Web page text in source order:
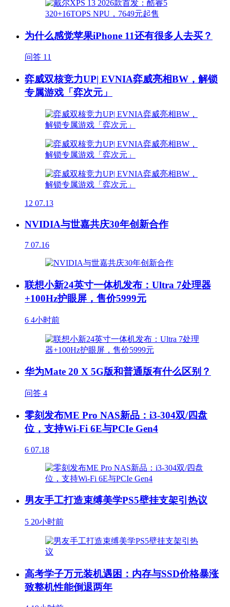
为什么感觉苹果iPhone 11还有很多人去买？
问答 11
弈威双核竞力UP| EVNIA弈威亮相BW，解锁
专属游戏「弈次元」
12 07.13
NVIDIA与世嘉共庆30年创新合作
7 07.16
联想小新24英寸一体机发布：Ultra 7处理器
+100Hz护眼屏，售价5999元
6 4小时前
华为Mate 20 X 5G版和普通版有什么区别？
问答 4
零刻发布ME Pro NAS新品：i3-304双/四盘
位，支持Wi-Fi 6E与PCIe Gen4
6 07.18
男友手工打造束缚美学PS5壁挂支架引热议
5 20小时前
高考学子万元装机遇困：内存与SSD价格暴涨
致整机性能倒退两年